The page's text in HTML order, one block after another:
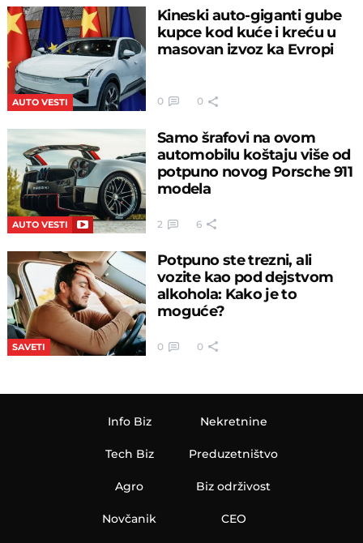
AUTO VESTI
Kineski auto-giganti gube
kupce kod kuće i kreću u
masovan izvoz ka Evropi
0 0
AUTO VESTI
Samo šrafovi na ovom
automobilu koštaju više od
potpuno novog Porsche 911
modela
2 6
SAVETI
Potpuno ste trezni, ali
vozite kao pod dejstvom
alkohola: Kako je to
moguće?
0 0
Info Biz
Tech Biz
Agro
Nekretnine
Preduzetništvo
Biz održivost
Novčanik CEO